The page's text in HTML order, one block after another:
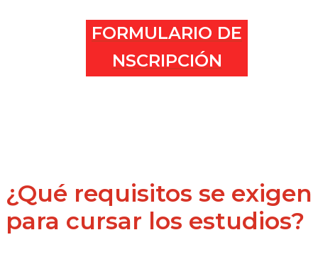
FORMULARIO DE
NSCRIPCIÓN
¿Qué requisitos se exigen
para cursar los estudios?